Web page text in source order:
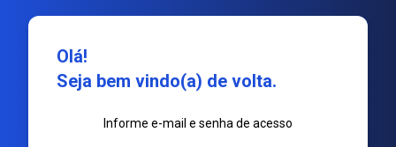
Olá!
Seja bem vindo(a) de volta.
Informe e-mail e senha de acesso